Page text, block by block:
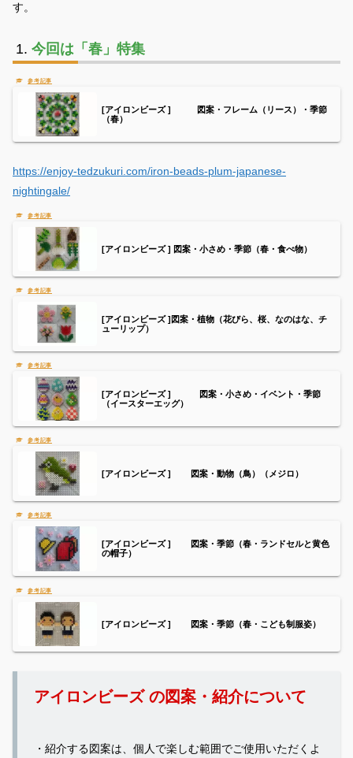
す。
今回は「春」特集
[アイロンビーズ ] 図案・フレーム（リース）・季節
（春）
https://enjoy-tedzukuri.com/iron-beads-plum-japanese-
nightingale/
[アイロンビーズ ] 図案・小さめ・季節（春・食べ物）
[アイロンビーズ ]図案・植物（花びら、桜、なのはな、チ
ューリップ）
[アイロンビーズ ] 図案・小さめ・イベント・季節
（イースターエッグ）
[アイロンビーズ ] 図案・動物（鳥）（メジロ）
[アイロンビーズ ] 図案・季節（春・ランドセルと黄色
の帽子）
[アイロンビーズ ] 図案・季節（春・こども制服姿）
アイロンビーズ の図案・紹介について
・紹介する図案は、個人で楽しむ範囲でご使用いただくよ